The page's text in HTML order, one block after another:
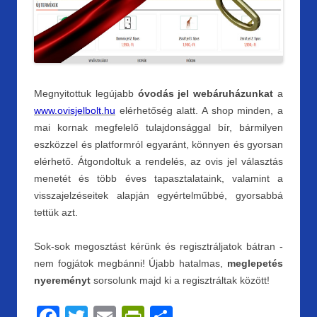
Megnyitottuk legújabb óvodás jel webáruházunkat a
www.ovisjelbolt.hu elérhetőség alatt. A shop minden, a
mai kornak megfelelő tulajdonsággal bír, bármilyen
eszközzel és platformról egyaránt, könnyen és gyorsan
elérhető. Átgondoltuk a rendelés, az ovis jel választás
menetét és több éves tapasztalataink, valamint a
visszajelzéseitek alapján egyértelműbbé, gyorsabbá
tettük azt.
Sok-sok megosztást kérünk és regisztráljatok bátran -
nem fogjátok megbánni! Újabb hatalmas, meglepetés
nyereményt sorsolunk majd ki a regisztráltak között!